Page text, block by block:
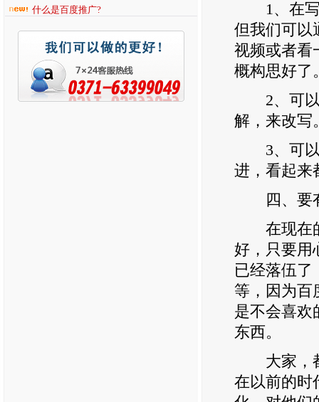
什么是百度推广?
1、在写
但我们可以
视频或者看
概构思好了
2、可以
解，来改写
3、可以
进，看起来
四、要
在现在的
好，只要用
已经落伍了
等，因为百
是不会喜欢
东西。
大家，都
在以前的时